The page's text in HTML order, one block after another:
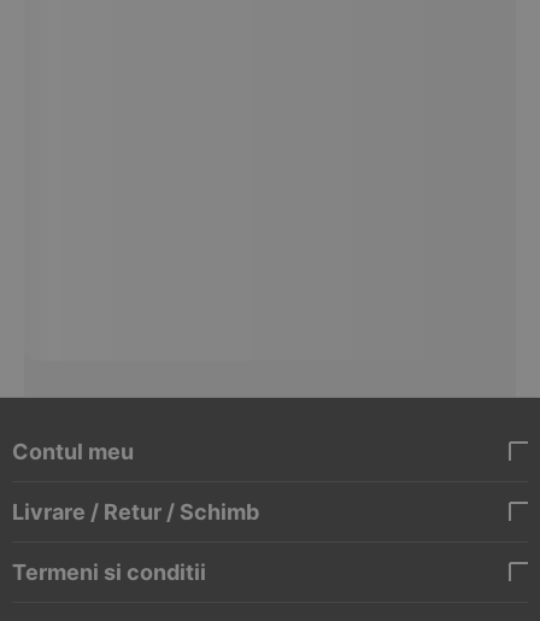
Contul meu
Livrare / Retur / Schimb
Termeni si conditii